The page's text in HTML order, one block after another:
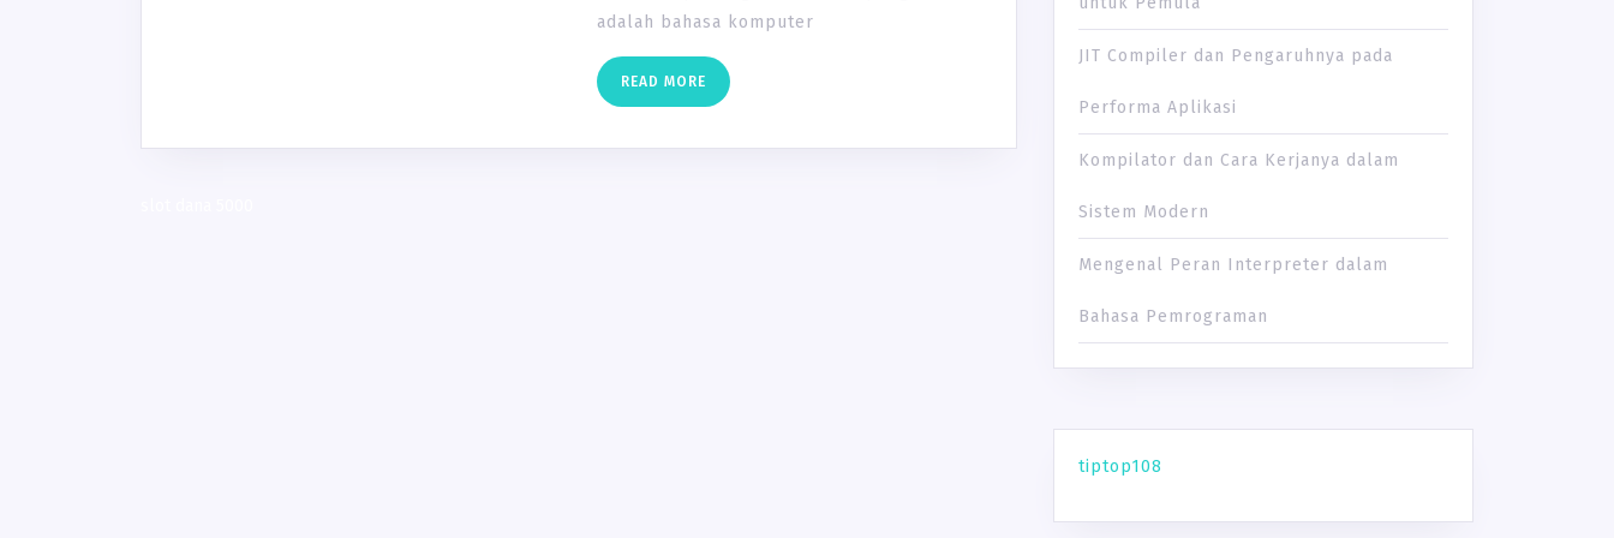
adalah bahasa komputer
READ MORE READ
MORE
JIT Compiler dan Pengaruhnya pada
Performa Aplikasi
Kompilator dan Cara Kerjanya dalam
Sistem Modern
Mengenal Peran Interpreter dalam
Bahasa Pemrograman
tiptop108